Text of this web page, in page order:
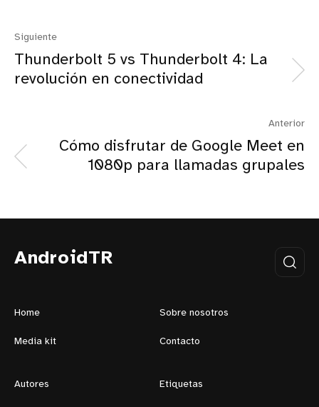
Siguiente
Thunderbolt 5 vs Thunderbolt 4: La
revolución en conectividad
Anterior
Cómo disfrutar de Google Meet en
1080p para llamadas grupales
AndroidTR
Home Sobre nosotros
Media kit Contacto
Autores Etiquetas